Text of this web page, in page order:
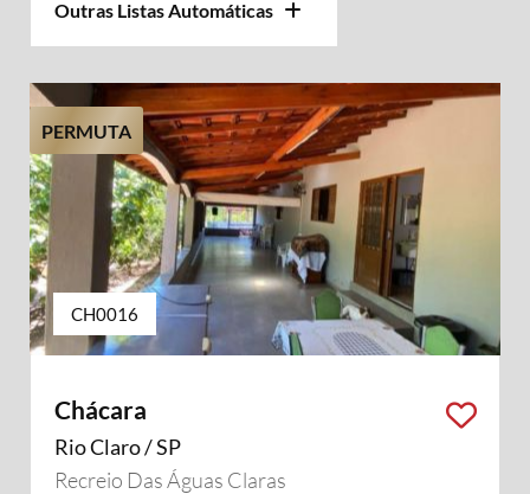
Outras Listas Automáticas
PERMUTA
CH0016
Chácara
Rio Claro / SP
Recreio Das Águas Claras